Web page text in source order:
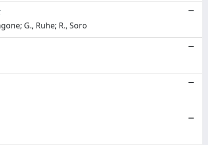
G., Ruhe; R., Soro